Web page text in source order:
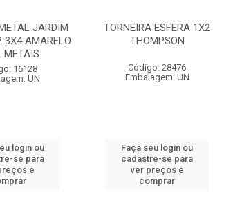
JARDIM
3X4 AMARELO
METAIS
16128
UN
login ou
se para
e
TORNEIRA ESFERA 1X2
THOMPSON
Código: 28476
Embalagem: UN
Faça seu login ou
cadastre-se para
ver preços e
comprar